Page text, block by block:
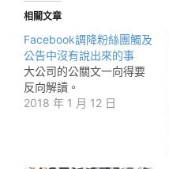
相關文章
Facebook調降粉絲團觸及
公告中沒有說出來的事
大公司的公關文一向得要
反向解讀。
2018 年 1 月 12 日